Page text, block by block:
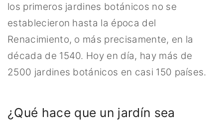
los primeros jardines botánicos no se
establecieron hasta la época del
Renacimiento, o más precisamente, en la
década de 1540. Hoy en día, hay más de
2500 jardines botánicos en casi 150 países.
¿Qué hace que un jardín sea